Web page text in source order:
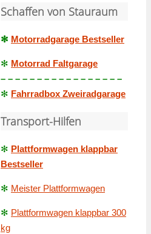
Schaffen von Stauraum
✻ Motorradgarage Bestseller
✻ Motorrad Faltgarage
– – – – – – – – – – – – – – – – –
✻ Fahrradbox Zweiradgarage
Transport-Hilfen
✻ Plattformwagen klappbar
Bestseller
✻ Meister Plattformwagen
✻ Plattformwagen klappbar 300
kg